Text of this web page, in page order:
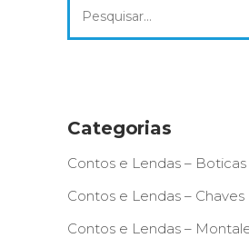
for:
Categorias
Contos e Lendas – Boticas
Contos e Lendas – Chaves
Contos e Lendas –